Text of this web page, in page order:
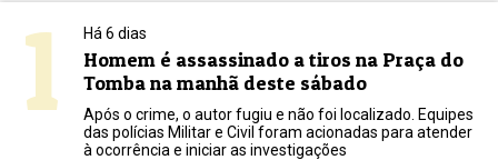
1 Há 6 dias
Homem é assassinado a tiros na Praça do
Tomba na manhã deste sábado
Após o crime, o autor fugiu e não foi localizado. Equipes
das polícias Militar e Civil foram acionadas para atender
à ocorrência e iniciar as investigações